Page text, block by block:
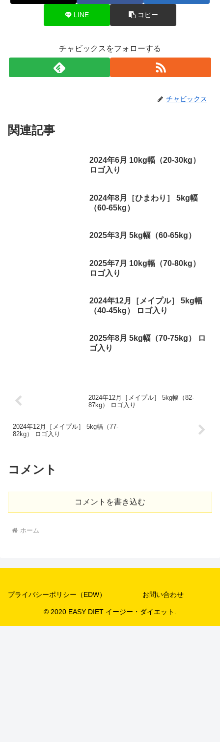
LINE コピー
チャビックスをフォローする
チャビックス
関連記事
2024年6月 10kg幅（20-30kg）
ロゴ入り
2024年8月［ひまわり］ 5kg幅
（60-65kg）
2025年3月 5kg幅（60-65kg）
2025年7月 10kg幅（70-80kg）
ロゴ入り
2024年12月［メイプル］ 5kg幅
（40-45kg） ロゴ入り
2025年8月 5kg幅（70-75kg） ロ
ゴ入り
2024年12月［メイプル］ 5kg幅（82-
87kg） ロゴ入り
2024年12月［メイプル］ 5kg幅（77-
82kg） ロゴ入り
コメント
コメントを書き込む
ホーム
プライバシーポリシー（EDW） お問い合わせ
© 2020 EASY DIET イージー・ダイエット.